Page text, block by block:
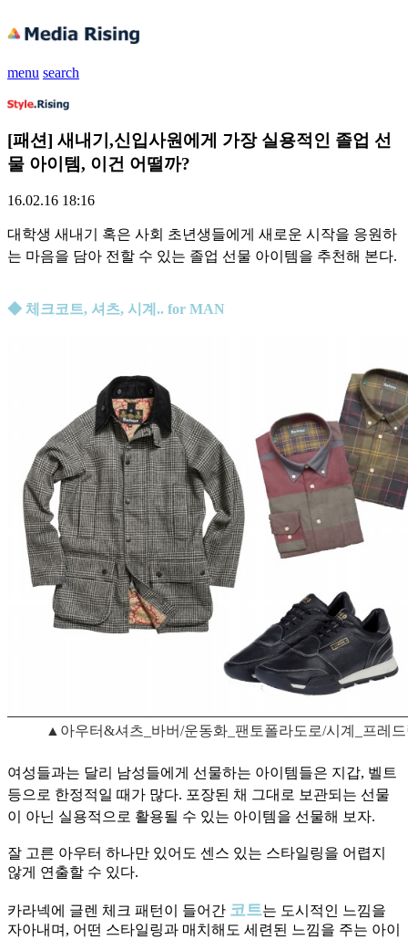
menu search
[패션] 새내기,신입사원에게 가장 실용적인 졸업 선
물 아이템, 이건 어떨까?
16.02.16 18:16
대학생 새내기 혹은 사회 초년생들에게 새로운 시작을 응원하
는 마음을 담아 전할 수 있는 졸업 선물 아이템을 추천해 본다.
◆ 체크코트, 셔츠, 시계.. for MAN
▲아우터&셔츠_바버/운동화_팬토폴라도로/시계_프레
여성들과는 달리 남성들에게 선물하는 아이템들은 지갑, 벨트
등으로 한정적일 때가 많다. 포장된 채 그대로 보관되는 선물
이 아닌 실용적으로 활용될 수 있는 아이템을 선물해 보자.
잘 고른 아우터 하나만 있어도 센스 있는 스타일링을 어렵지
않게 연출할 수 있다.
카라넥에 글렌 체크 패턴이 들어간 코트는 도시적인 느낌을
자아내며, 어떤 스타일링과 매치해도 세련된 느낌을 주는 아이